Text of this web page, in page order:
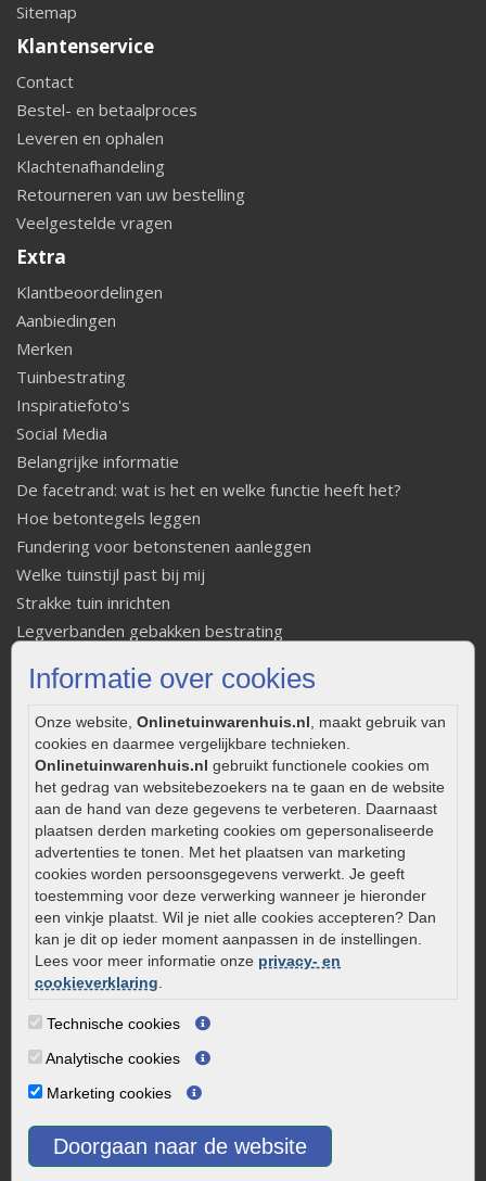
Informatie over cookies
Onze website, Onlinetuinwarenhuis.nl, maakt gebruik van
cookies en daarmee vergelijkbare technieken.
Onlinetuinwarenhuis.nl gebruikt functionele cookies om
het gedrag van websitebezoekers na te gaan en de website
aan de hand van deze gegevens te verbeteren. Daarnaast
plaatsen derden marketing cookies om gepersonaliseerde
advertenties te tonen. Met het plaatsen van marketing
cookies worden persoonsgegevens verwerkt. Je geeft
toestemming voor deze verwerking wanneer je hieronder
een vinkje plaatst. Wil je niet alle cookies accepteren? Dan
kan je dit op ieder moment aanpassen in de instellingen.
Lees voor meer informatie onze privacy- en
cookieverklaring.
Technische cookies
Analytische cookies
Marketing cookies
Doorgaan naar de website
Sitemap
Klantenservice
Contact
Bestel- en betaalproces
Leveren en ophalen
Klachtenafhandeling
Retourneren van uw bestelling
Veelgestelde vragen
Extra
Klantbeoordelingen
Aanbiedingen
Merken
Tuinbestrating
Inspiratiefoto's
Social Media
Belangrijke informatie
De facetrand: wat is het en welke functie heeft het?
Hoe betontegels leggen
Fundering voor betonstenen aanleggen
Welke tuinstijl past bij mij
Strakke tuin inrichten
Legverbanden gebakken bestrating
Aanlegtips voor gebakken bestrating
Zelf een terras aanleggen
Kleine stadstuin inrichten
0320 – 219170
Kaapstanderweg 41
8243 RB Lelystad
info@onlinetuinwarenhuis.nl
Routebeschrijving
Openingstijden
Maandag
08:00 - 17:00
Dinsdag
Woensdag
Donderdag
Vrijdag
Zondag
Gesloten